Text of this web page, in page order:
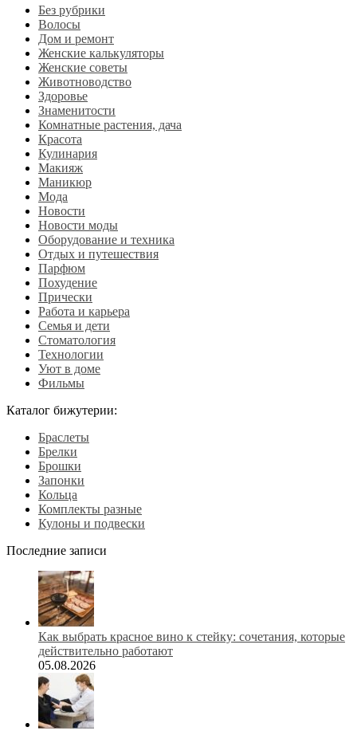
Без рубрики
Волосы
Дом и ремонт
Женские калькуляторы
Женские советы
Животноводство
Здоровье
Знаменитости
Комнатные растения, дача
Красота
Кулинария
Макияж
Маникюр
Мода
Новости
Новости моды
Оборудование и техника
Отдых и путешествия
Парфюм
Похудение
Прически
Работа и карьера
Семья и дети
Стоматология
Технологии
Уют в доме
Фильмы
Каталог бижутерии:
Браслеты
Брелки
Брошки
Запонки
Кольца
Комплекты разные
Кулоны и подвески
Последние записи
Как выбрать красное вино к стейку: сочетания, которые
действительно работают
05.08.2026